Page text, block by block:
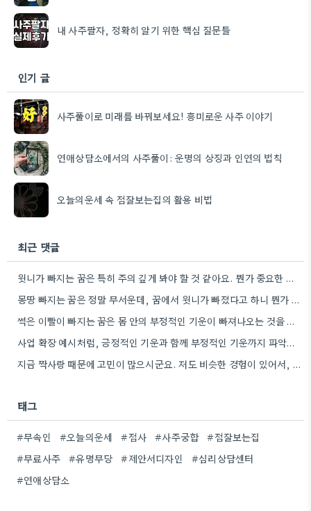
내 사주팔자, 정확히 알기 위한 핵심 질문들
인기 글
사주풀이로 미래를 바꿔보세요! 흥미로운 사주 이야기
연애상담소에서의 사주풀이: 운명의 상징과 인연의 법칙
오늘의운세 속 점잘보는집의 활용 비법
최근 댓글
윗니가 빠지는 꿈은 특히 주의 깊게 봐야 할 것 같아요. 뭔가 중요한 권위나 자리에서 변화가…
몽땅 빠지는 꿈은 정말 무서운데, 꿈에서 윗니가 빠졌다고 하니 뭔가 권위적인 문제일 수도 있겠네요.
썩은 이빨이 빠지는 꿈은 몸 안의 부정적인 기운이 빠져나오는 것을 비유하는 것 같아요. 긍정적인 감정을…
사업 확장 예시처럼, 긍정적인 기운과 함께 부정적인 기운까지 파악하는 방식이 흥미로웠어요. 덕분에 신점 상담의 다각적인…
지금 짝사랑 때문에 고민이 많으시군요. 저도 비슷한 경험이 있어서, 구체적으로 질문하는 게 정말 중요하다고 생각해요.
태그
#무속인 #오늘의운세 #점사 #사주궁합
#점잘보는집
#무료사주
#유명무당 #제안서디자인
#심리상담센터
#연애상담소